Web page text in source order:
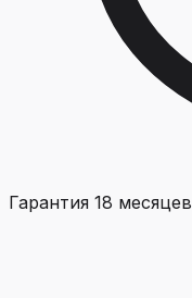
Гарантия 18 месяцев